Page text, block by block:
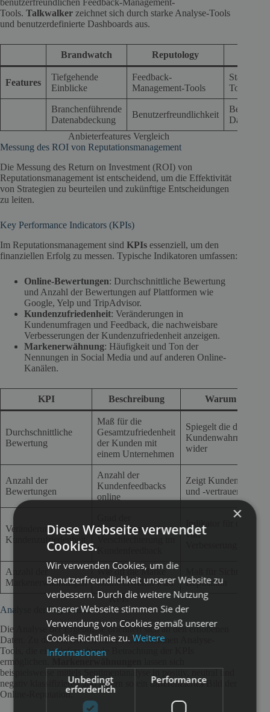
benutzerfreundlichen Feedback-Management-
Tools. Talkwalker zeichnet sich durch starke Analyse-Tools
und benutzerdefinierte Dashboards aus.
Brandwatch Reputology
Features
Tiefgehende
Einblicke
Feedback-
Management-Tools
Starke
Tools
Branchenführende
Datenabdeckung
Benutzerfreundlichkeit
Anbieterfeatures Vergleich
Messung des ROI von Reputationsmanagement
Die Messung des Return on Investment (ROI) von
Reputationsmanagement ist entscheidend, um die Effektivität
von Strategien zu beurteilen und zukünftige Entscheidungen
zu leiten.
Key Performance Indicators (KPIs)
Im Reputationsmanagement sind KPIs essenziell, um den
finanziellen Erfolg zu messen. Typische Indikatoren umfassen:
Online-Bewertungen: Durchschnittliche Bewertung
und Anzahl der Bewertungen auf Plattformen wie
Google, Yelp und TripAdvisor.
Kundenzufriedenheit: Veränderungen in
Kundenumfragen und Feedback, die nachweisbare
Verbesserungen der Kundenzufriedenheit anzeigen.
Markenerwähnung: Häufigkeit und Ton der
Nennungen in Social Media und auf anderen Online-
Kanälen.
KPI Beschreibung Warum wichtig
Durchschnittliche
Bewertung
Maß für die
Gesamtzufriedenheit
der Kunden mit
einem Unternehmen
Spiegelt die direkte
wider
Anzahl der
Bewertungen
Anzahl der
Kundenfeedbacks
online
Zeigt
und -vertrauen
Veränderung der
Kundenzufriedenheit
Verbesserung oder
Indikator für die
von
Anzahl der
Markenerwähnungen
Wie oft die Marke
online erwähnt wird
Reputation
KPIs
Analyse der Ergebnisse
Die Analyse der Ergebnisse orientiert sich an den erhobenen
Daten. Zu diesem Zweck nutzen Unternehmen Analyse-
Tools, die eine tiefergehende Betrachtung der KPIs
ermöglichen.
beispielsweise mittels Sentimentanalyse in positiv, neutral und
negativ klassifizieren und liefern so ein differenziertes Bild der
Online-Reputation.
×
Diese Webseite verwendet
Cookies.
Wir verwenden Cookies, um die
Benutzerfreundlichkeit unserer Website zu
verbessern. Durch die weitere Nutzung
unserer Webseite stimmen Sie der
Verwendung von Cookies gemäß unserer
Cookie-Richtlinie zu.Weitere
Informationen
Unbedingt
erforderlich
Performance